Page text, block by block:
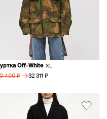
Off-White XL
400 ₽ → 32 311 ₽